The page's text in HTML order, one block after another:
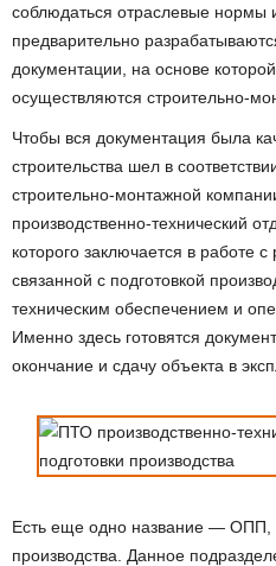
соблюдаться отраслевые нормы
предварительно
документации, на основе
осуществляются строительно-
Чтобы вся документация была
строительства шел в
строительно-монтажной
производственно-технический
которого заключается в работе
связанной с подготовкой
техническим обеспечением и
Именно здесь готовятся
окончание и сдачу объекта в
Есть еще одно название — ОПП,
производства. Данное